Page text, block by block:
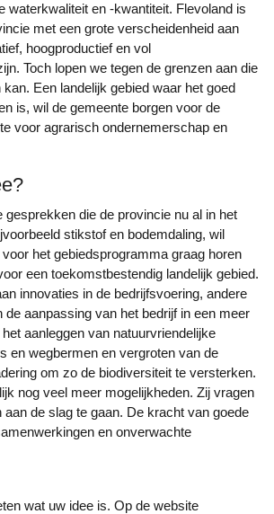
waterkwaliteit en -kwantiteit. Flevoland is
met een grote verscheidenheid aan
hoogproductief en vol
Toch lopen we tegen de grenzen aan die
Een landelijk gebied waar het goed
is, wil de gemeente borgen voor de
voor agrarisch ondernemerschap en
stikstof en bodemdaling, wil
het gebiedsprogramma graag horen
een toekomstbestendig landelijk gebied.
innovaties in de bedrijfsvoering, andere
de aanpassing van het bedrijf in een meer
aanleggen van natuurvriendelijke
en wegbermen en vergroten van de
om zo de biodiversiteit te versterken.
nog veel meer mogelijkheden. Zij vragen
aan de slag te gaan. De kracht van goede
en onverwachte
wat uw idee is. Op de website